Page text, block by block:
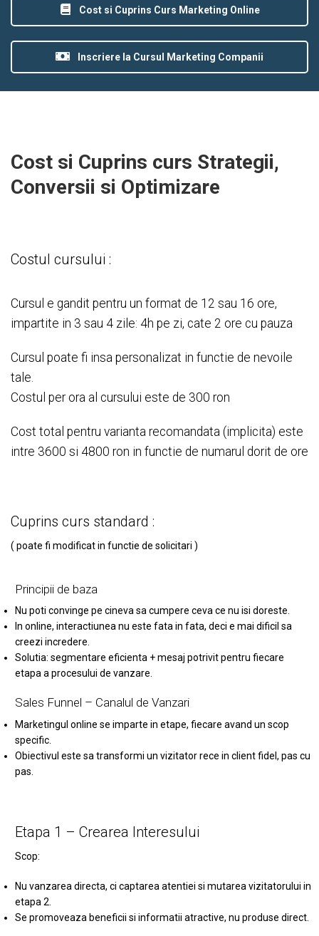
Cost si Cuprins Curs Marketing Online
Inscriere la Cursul Marketing Companii
Cost si Cuprins curs Strategii,
Conversii si Optimizare
Costul cursului :
Cursul e gandit pentru un format de 12 sau 16 ore,
impartite in 3 sau 4 zile: 4h pe zi, cate 2 ore cu pauza
Cursul poate fi insa personalizat in functie de nevoile
tale.
Costul per ora al cursului este de 300 ron
Cost total pentru varianta recomandata (implicita) este
intre 3600 si 4800 ron in functie de numarul dorit de ore
Cuprins curs standard :
( poate fi modificat in functie de solicitari )
Principii de baza
Nu poti convinge pe cineva sa cumpere ceva ce nu isi doreste.
In online, interactiunea nu este fata in fata, deci e mai dificil sa
creezi incredere.
Solutia: segmentare eficienta + mesaj potrivit pentru fiecare
etapa a procesului de vanzare.
Sales Funnel – Canalul de Vanzari
Marketingul online se imparte in etape, fiecare avand un scop
specific.
Obiectivul este sa transformi un vizitator rece in client fidel, pas cu
pas.
Etapa 1 – Crearea Interesului
Scop:
Nu vanzarea directa, ci captarea atentiei si mutarea vizitatorului in
etapa 2.
Se promoveaza beneficii si informatii atractive, nu produse direct.